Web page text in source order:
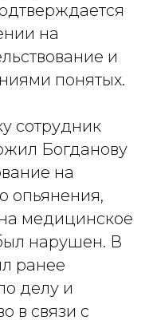
на
и
понятых.
сотрудник
Богданову
на
опьянения,
медицинское
нарушен. В
ранее
делу и
в связи с